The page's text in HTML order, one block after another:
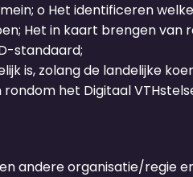
o Het identificeren
Het in kaart brengen
standaard;
is, zolang de landelijke
het Digitaal
andere organisatie/regie